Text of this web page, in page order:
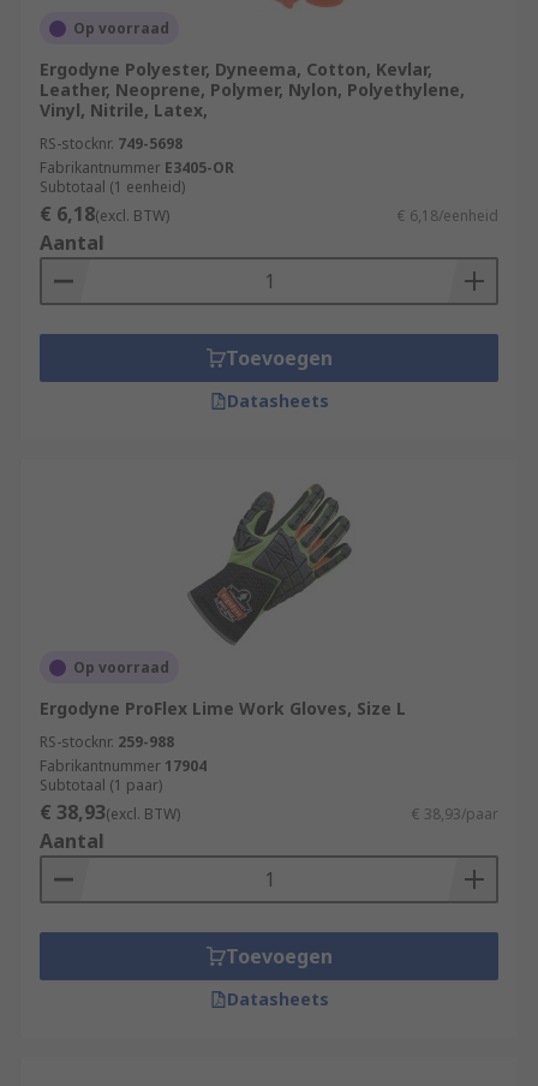
Op voorraad
Ergodyne Polyester, Dyneema, Cotton, Kevlar,
Leather, Neoprene, Polymer, Nylon, Polyethylene,
Vinyl, Nitrile, Latex,
RS-stocknr. 749-5698
Fabrikantnummer E3405-OR
Subtotaal (1 eenheid)
€ 6,18(excl. BTW) € 6,18/eenheid
Aantal
Toevoegen
Datasheets
Op voorraad
Ergodyne ProFlex Lime Work Gloves, Size L
RS-stocknr. 259-988
Fabrikantnummer 17904
Subtotaal (1 paar)
€ 38,93(excl. BTW) € 38,93/paar
Aantal
Toevoegen
Datasheets